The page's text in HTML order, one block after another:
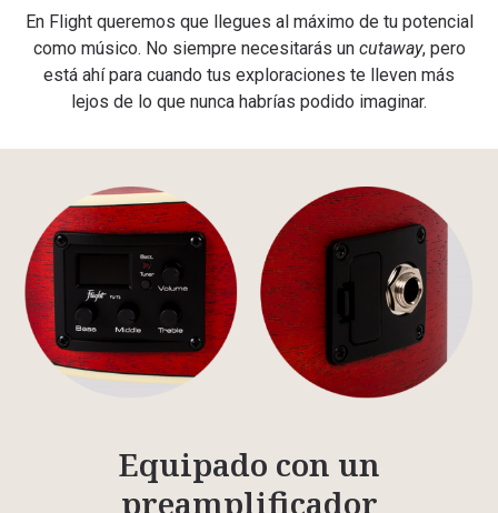
En Flight queremos que llegues al máximo de tu potencial
como músico. No siempre necesitarás un cutaway, pero
está ahí para cuando tus exploraciones te lleven más
lejos de lo que nunca habrías podido imaginar.
Equipado con un
preamplificador